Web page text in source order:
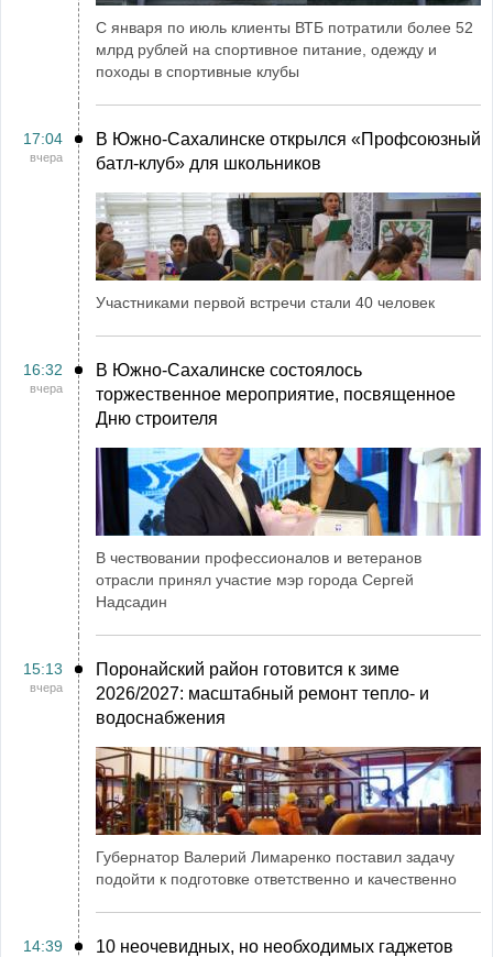
С января по июль клиенты ВТБ потратили более 52
млрд рублей на спортивное питание, одежду и
походы в спортивные клубы
17:04
вчера
В Южно-Сахалинске открылся «Профсоюзный
батл-клуб» для школьников
Участниками первой встречи стали 40 человек
16:32
вчера
В Южно-Сахалинске состоялось
торжественное мероприятие, посвященное
Дню строителя
В чествовании профессионалов и ветеранов
отрасли принял участие мэр города Сергей
Надсадин
15:13
вчера
Поронайский район готовится к зиме
2026/2027: масштабный ремонт тепло- и
водоснабжения
Губернатор Валерий Лимаренко поставил задачу
подойти к подготовке ответственно и качественно
14:39
10 неочевидных, но необходимых гаджетов